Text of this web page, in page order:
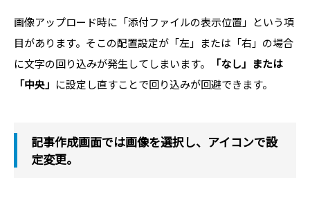
画像アップロード時に「添付ファイルの表示位置」という項
目があります。そこの配置設定が「左」または「右」の場合
に文字の回り込みが発生してしまいます。
「なし」または
「中央」 に設定し直すことで回り込みが回避できます。
記事作成画面では画像を選択し、アイコンで設
定変更。